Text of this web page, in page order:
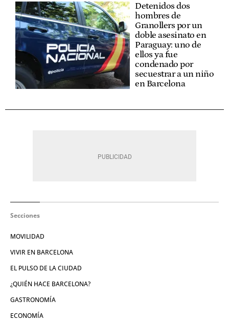
Detenidos dos
hombres de
Granollers por un
doble asesinato en
Paraguay: uno de
ellos ya fue
condenado por
secuestrar a un niño
en Barcelona
Secciones
MOVILIDAD
VIVIR EN BARCELONA
EL PULSO DE LA CIUDAD
¿QUIÉN HACE BARCELONA?
GASTRONOMÍA
ECONOMÍA